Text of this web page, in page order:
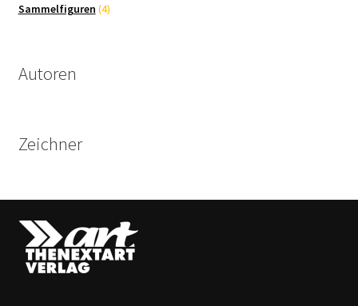
Produkte
Sammelfiguren 44
Autoren
Zeichner